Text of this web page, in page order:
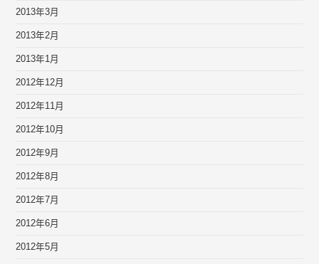
2013年3月
2013年2月
2013年1月
2012年12月
2012年11月
2012年10月
2012年9月
2012年8月
2012年7月
2012年6月
2012年5月